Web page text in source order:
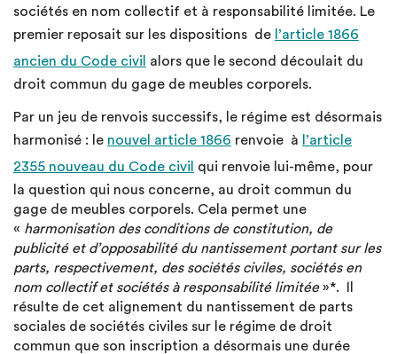
sociétés en nom collectif et à responsabilité limitée. Le
premier reposait sur les dispositions de l’article 1866
ancien du Code civil
alors que le second découlait du
droit commun du gage de meubles corporels.
Par un jeu de renvois successifs, le régime est désormais
harmonisé : le nouvel article 1866 renvoie à l’article
2355 nouveau du Code civil
qui renvoie lui-même, pour
la question qui nous concerne, au droit commun du
gage de meubles corporels. Cela permet une
« harmonisation des conditions de constitution, de
publicité et d’opposabilité du nantissement portant sur les
parts, respectivement, des sociétés civiles, sociétés en
nom collectif et sociétés à responsabilité limitée»*. Il
résulte de cet alignement du nantissement de parts
sociales de sociétés civiles sur le régime de droit
commun que son inscription a désormais une durée